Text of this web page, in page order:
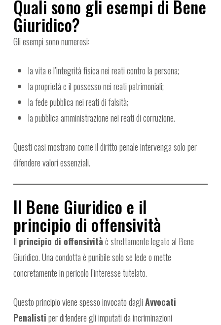
Quali sono gli esempi di Bene
Giuridico?
Gli esempi sono numerosi:
la vita e l’integrità fisica nei reati contro la persona;
la proprietà e il possesso nei reati patrimoniali;
la fede pubblica nei reati di falsità;
la pubblica amministrazione nei reati di corruzione.
Questi casi mostrano come il diritto penale intervenga solo per
difendere valori essenziali.
Il Bene Giuridico e il
principio di offensività
Il principio di offensivitàè strettamente legato al Bene
Giuridico. Una condotta è punibile solo se lede o mette
concretamente in pericolo l’interesse tutelato.
Questo principio viene spesso invocato dagliAvvocati
Penalistiper difendere gli imputati da incriminazioni